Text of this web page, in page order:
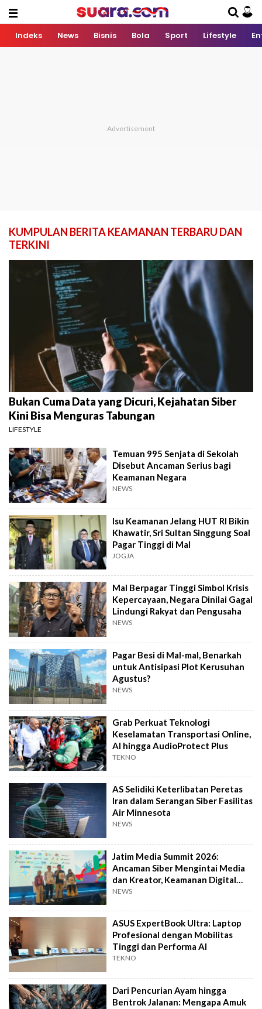
Indeks News Bisnis Bola Sport Lifestyle
KUMPULAN BERITA KEAMANAN TERBARU DAN
TERKINI
Bukan Cuma Data yang Dicuri, Kejahatan Siber
Kini Bisa Menguras Tabungan
LIFESTYLE
Temuan 995 Senjata di Sekolah
Disebut Ancaman Serius bagi
Keamanan Negara
NEWS
Isu Keamanan Jelang HUT RI Bikin
Khawatir, Sri Sultan Singgung Soal
Pagar Tinggi di Mal
JOGJA
Mal Berpagar Tinggi Simbol Krisis
Kepercayaan, Negara Dinilai Gagal
Lindungi Rakyat dan Pengusaha
NEWS
Pagar Besi di Mal-mal, Benarkah
untuk Antisipasi Plot Kerusuhan
Agustus?
NEWS
Grab Perkuat Teknologi
Keselamatan Transportasi Online,
AI hingga AudioProtect Plus
TEKNO
AS Selidiki Keterlibatan Peretas
Iran dalam Serangan Siber Fasilitas
Air Minnesota
NEWS
Jatim Media Summit 2026:
Ancaman Siber Mengintai Media
dan Kreator, Keamanan Digital
Jadi Keharusan
NEWS
ASUS ExpertBook Ultra: Laptop
Profesional dengan Mobilitas
Tinggi dan Performa AI
TEKNO
Dari Pencurian Ayam hingga
Bentrok Jalanan: Mengapa Amuk